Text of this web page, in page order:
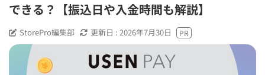
できる？【振込日や入金時間も解説】
StorePro編集部 更新日 : 2026年7月30日